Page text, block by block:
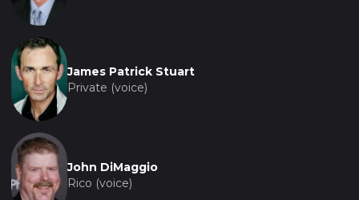
James Patrick Stuart
Private (voice)
John DiMaggio
Rico (voice)